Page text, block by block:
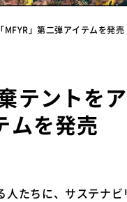
」第二弾アイテムを発売
テントを
ムを発売
人たちに、サステナ